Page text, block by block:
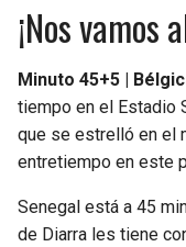
¡Nos vamos
Minuto 45+5 |
tiempo en el Estadio
que se estrelló en el
entretiempo en este
Senegal está a 45
de Diarra les tiene